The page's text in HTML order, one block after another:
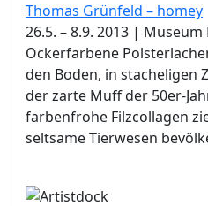
Thomas Grünfeld – homey
26.5. – 8.9. 2013 |
Ockerfarbene
den Boden, in stacheligen
der zarte Muff der 50er-
farbenfrohe Filzcollagen
seltsame Tierwesen